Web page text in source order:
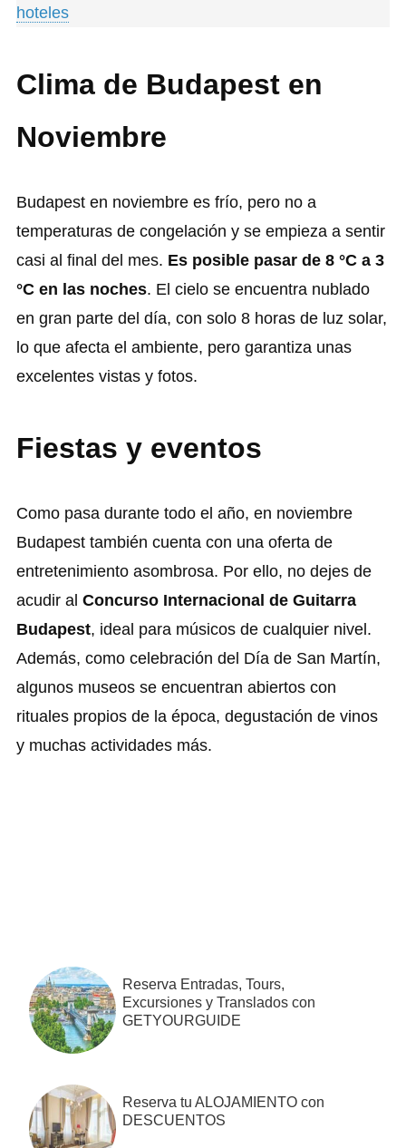
hoteles
Clima de Budapest en
Noviembre
Budapest en noviembre es frío, pero no a
temperaturas de congelación y se empieza a sentir
casi al final del mes. Es posible pasar de 8 °C a 3
°C en las noches. El cielo se encuentra nublado
en gran parte del día, con solo 8 horas de luz solar,
lo que afecta el ambiente, pero garantiza unas
excelentes vistas y fotos.
Fiestas y eventos
Como pasa durante todo el año, en noviembre
Budapest también cuenta con una oferta de
entretenimiento asombrosa. Por ello, no dejes de
acudir al Concurso Internacional de Guitarra
Budapest, ideal para músicos de cualquier nivel.
Además, como celebración del Día de San Martín,
algunos museos se encuentran abiertos con
rituales propios de la época, degustación de vinos
y muchas actividades más.
primaria
Reserva Entradas, Tours,
Excursiones y Translados con
GETYOURGUIDE
Reserva tu ALOJAMIENTO con
DESCUENTOS